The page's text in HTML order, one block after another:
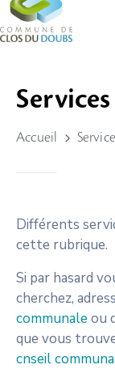
Administration
Guichet
Locale
Tourisme
Durable
&
Rechercher?
Services
Accueil Service
Différents
cette rubrique.
Si par hasard
cherchez,
communale ou
que vous
cnseil